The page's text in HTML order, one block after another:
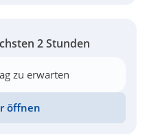
2 Stunden
zu erwarten
öffnen